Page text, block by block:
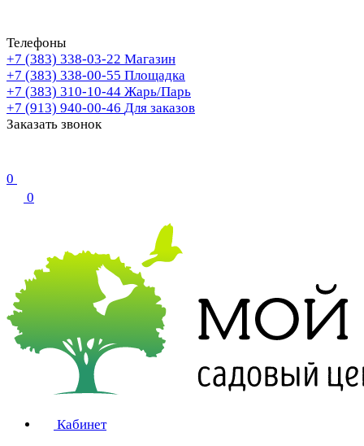
Телефоны
+7 (383) 338-03-22 Магазин
+7 (383) 338-00-55 Площадка
+7 (383) 310-10-44 Жарь/Парь
+7 (913) 940-00-46 Для заказов
Заказать звонок
0
0
Кабинет